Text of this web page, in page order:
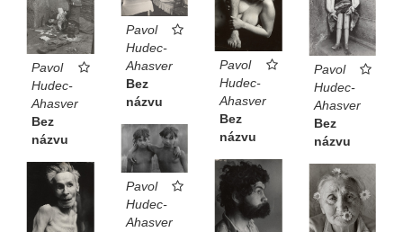
Pavol
Hudec-
Ahasver
Bez
názvu
Pavol
Hudec-
Ahasver
Bez
názvu
Pavol
Hudec-
Ahasver
Bez
názvu
Pavol
Hudec-
Ahasver
Bez
názvu
Pavol
Hudec-
Ahasver